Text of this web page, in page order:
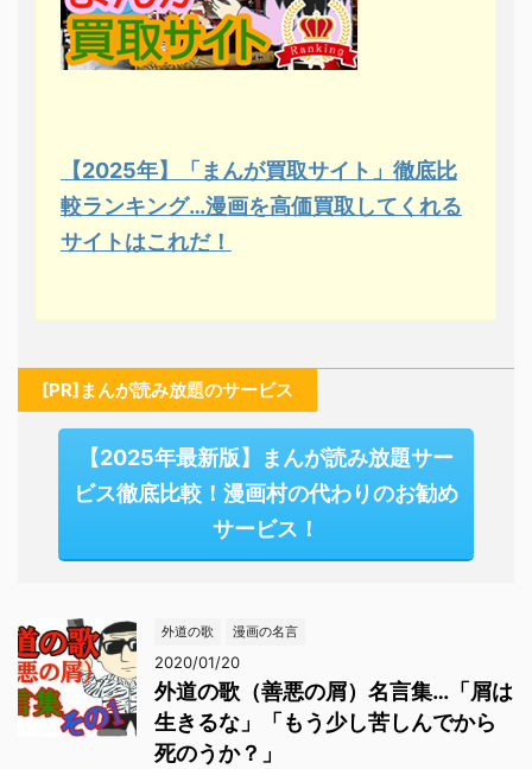
【2025年】「まんが買取サイト」徹底比
較ランキング…漫画を高価買取してくれる
サイトはこれだ！
[PR]まんが読み放題のサービス
【2025年最新版】まんが読み放題サー
ビス徹底比較！漫画村の代わりのお勧め
サービス！
外道の歌 漫画の名言
2020/01/20
外道の歌（善悪の屑）名言集…「屑は
生きるな」「もう少し苦しんでから
死のうか？」